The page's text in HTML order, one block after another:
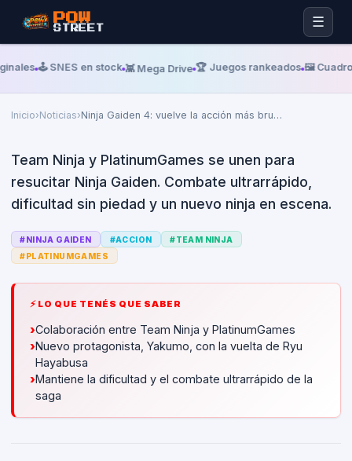
POW
STREET ☰
🕹️ SNES en stock 👾 Mega Drive 🏆 Juegos rankeados 🖼️
Inicio›Noticias›Ninja Gaiden 4: vuelve la acción más bru…
Ninja Gaiden 4: vuelve la acción
más brutal y difícil
Team Ninja y PlatinumGames se unen para
resucitar Ninja Gaiden. Combate ultrarrápido,
dificultad sin piedad y un nuevo ninja en escena.
#NINJA GAIDEN #ACCION #TEAM NINJA
#PLATINUMGAMES
⚡ LO QUE TENÉS QUE SABER
›Colaboración entre Team Ninja y PlatinumGames
›Nuevo protagonista, Yakumo, con la vuelta de Ryu
Hayabusa
›Mantiene la dificultad y el combate ultrarrápido de la
saga